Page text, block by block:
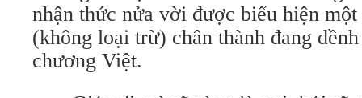
nhận thức nửa vời được biểu hiện
(không loại trừ) chân thành đang
chương Việt.